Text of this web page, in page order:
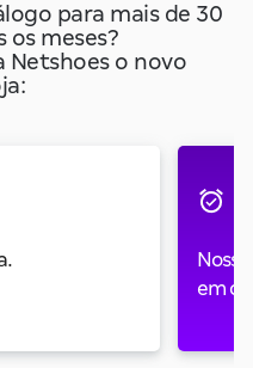
para mais de 30
os meses?
Netshoes o novo
em